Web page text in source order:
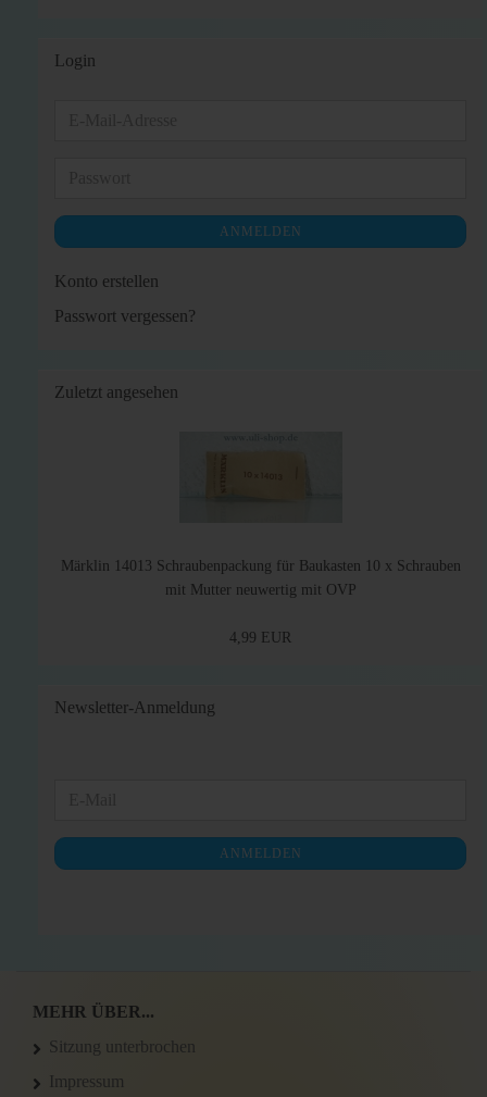
Login
ANMELDEN
Konto erstellen
Passwort vergessen?
Zuletzt angesehen
Märklin 14013 Schraubenpackung für Baukasten 10 x Schrauben
mit Mutter neuwertig mit OVP
4,99 EUR
Newsletter-Anmeldung
NEWSLETTER-
ANMELDUNG
ANMELDEN
MEHR ÜBER...
Sitzung unterbrochen
Impressum